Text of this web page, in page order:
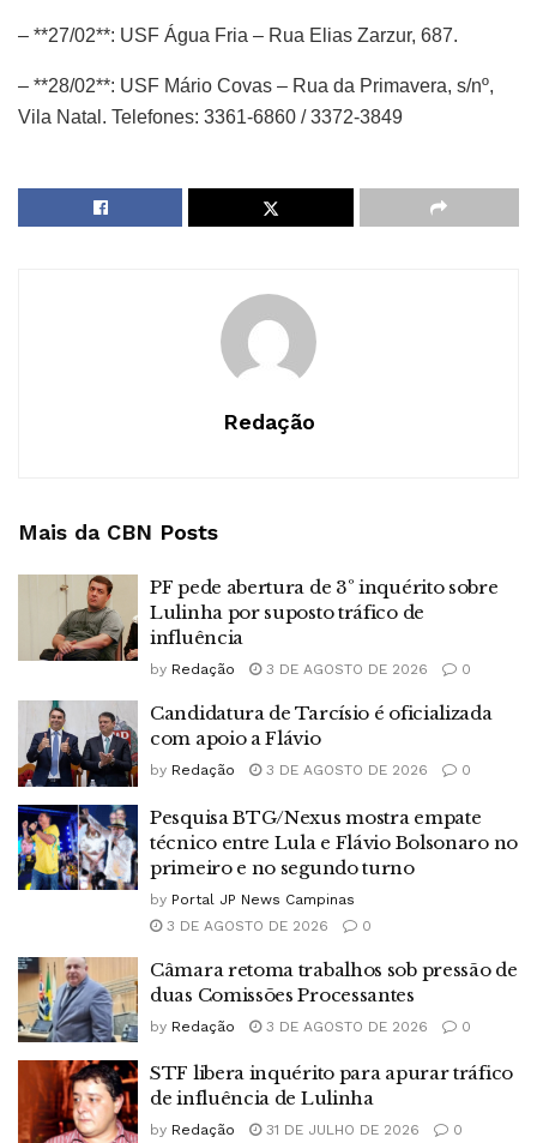
– **27/02**: USF Água Fria – Rua Elias Zarzur, 687.
– **28/02**: USF Mário Covas – Rua da Primavera, s/nº,
Vila Natal. Telefones: 3361-6860 / 3372-3849
Redação
Mais da CBN Posts
PF pede abertura de 3º inquérito sobre
Lulinha por suposto tráfico de
influência
by Redação 3 DE AGOSTO DE 2026 0
Candidatura de Tarcísio é oficializada
com apoio a Flávio
by Redação 3 DE AGOSTO DE 2026 0
Pesquisa BTG/Nexus mostra empate
técnico entre Lula e Flávio Bolsonaro no
primeiro e no segundo turno
by Portal JP News Campinas
3 DE AGOSTO DE 2026
0
Câmara retoma trabalhos sob pressão de
duas Comissões Processantes
by Redação 3 DE AGOSTO DE 2026 0
STF libera inquérito para apurar tráfico
de influência de Lulinha
by Redação 31 DE JULHO DE 2026 0